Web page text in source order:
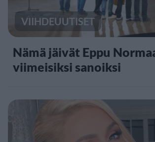
VIIHDEUUTISET
Nämä jäivät Eppu
viimeisiksi sanoiksi